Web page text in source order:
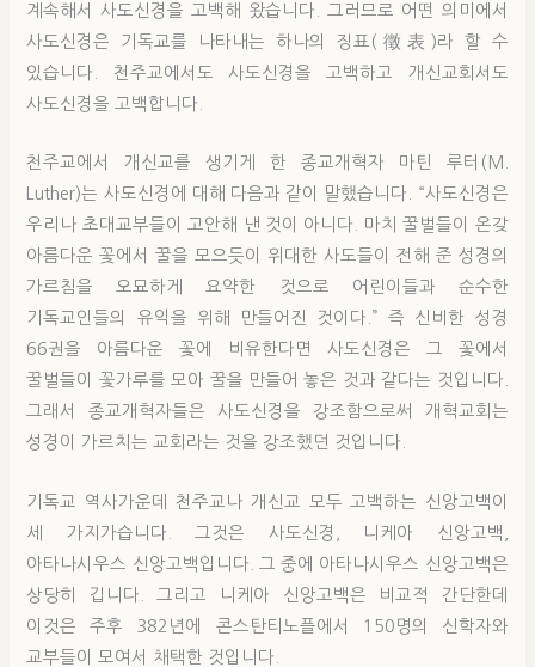
계속해서 사도신경을 고백해 왔습니다. 그러므로 어떤 의미에서
사도신경은 기독교를 나타내는 하나의 징표(徵表)라 할 수
있습니다. 천주교에서도 사도신경을 고백하고 개신교회서도
사도신경을 고백합니다.
천주교에서 개신교를 생기게 한 종교개혁자 마틴 루터(M.
Luther)는 사도신경에 대해 다음과 같이 말했습니다. “사도신경은
우리나 초대교부들이 고안해 낸 것이 아니다. 마치 꿀벌들이 온갖
아름다운 꽃에서 꿀을 모으듯이 위대한 사도들이 전해 준 성경의
가르침을 오묘하게 요약한 것으로 어린이들과 순수한
기독교인들의 유익을 위해 만들어진 것이다.” 즉 신비한 성경
66권을 아름다운 꽃에 비유한다면 사도신경은 그 꽃에서
꿀벌들이 꽃가루를 모아 꿀을 만들어 놓은 것과 같다는 것입니다.
그래서 종교개혁자들은 사도신경을 강조함으로써 개혁교회는
성경이 가르치는 교회라는 것을 강조했던 것입니다.
기독교 역사가운데 천주교나 개신교 모두 고백하는 신앙고백이
세 가지가습니다. 그것은 사도신경, 니케아 신앙고백,
아타나시우스 신앙고백입니다. 그 중에 아타나시우스 신앙고백은
상당히 깁니다. 그리고 니케아 신앙고백은 비교적 간단한데
이것은 주후 382년에 콘스탄티노플에서 150명의 신학자와
교부들이 모여서 채택한 것입니다.